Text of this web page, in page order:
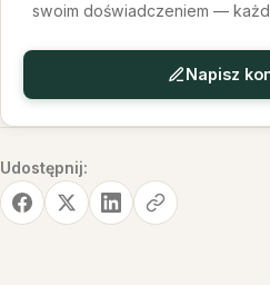
swoim doświadczeniem —
Napisz
Udostępnij: